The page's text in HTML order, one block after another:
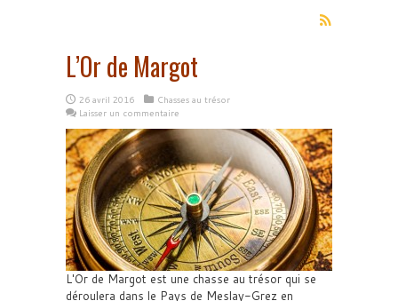
L’Or de Margot
26 avril 2016
Chasses au trésor
Laisser un commentaire
L'Or de Margot est une chasse au trésor qui se
déroulera dans le Pays de Meslay-Grez en